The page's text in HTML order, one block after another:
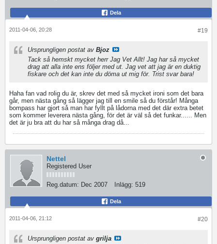
Dela
#19
2011-04-06, 20:28
Ursprungligen postat av Bjoz
Tack så hemskt mycket herr Jag Vet Allt! Jag har så mycket
drag att alla inte ens följer med ut. Jag vet att jag är en duktig
fiskare och det kan inte du döma ut mig för. Trist svar bara!
Haha fan vad rolig du är, skrev det med så mycket ironi som det bara
går, men nästa gång så lägger jag till en smile så du förstår! Många
bompass har gjort så man har fyllt på lådorna med det där extra betet
som kommer leverera nästa gång, för det är väl så det funkar...... Men
det är ju bra att du har så många drag då...
Nettel
Registered User
Reg.datum: Dec 2007 Inlägg: 519
Dela
#20
2011-04-06, 21:12
Ursprungligen postat av grilja